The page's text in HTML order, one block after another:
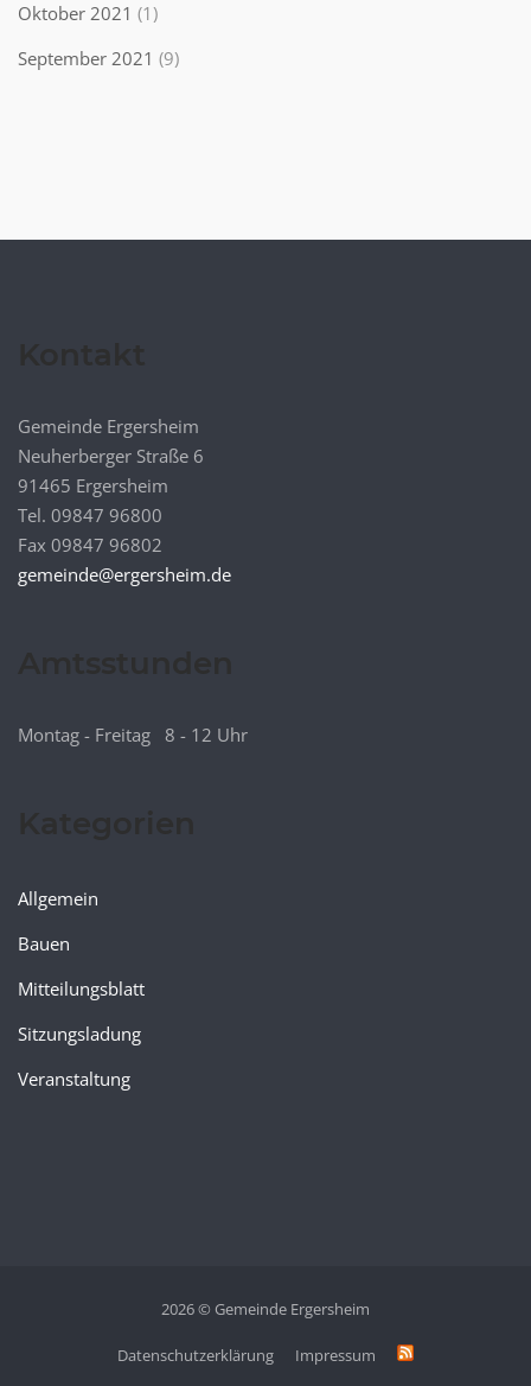
Oktober 2021 (1)
September 2021 (9)
Gemeinde Ergersheim
Neuherberger Straße 6
91465 Ergersheim
Tel. 09847 96800
Fax 09847 96802
gemeinde@ergersheim.de
Montag - Freitag 8 - 12 Uhr
Allgemein
Bauen
Mitteilungsblatt
Sitzungsladung
Veranstaltung
2026 © Gemeinde Ergersheim
Datenschutzerklärung Impressum